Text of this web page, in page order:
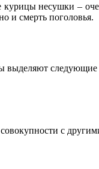
несушки –
и смерть поголовья.
выделяют
с